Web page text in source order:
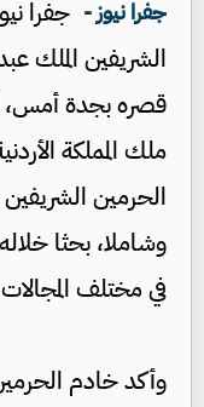
جفرا نيوز - جفرا
الشريفين الملك
قصره بجدة أمس،
ملك المملكة
الحرمين
وشاملا، بحثا
في مختلف
وأكد خادم